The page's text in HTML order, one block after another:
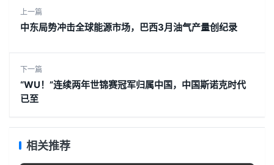
上一篇
中东局势冲击全球能源市场，巴西3月油气产量创纪录
下一篇
“WU！”连续两年世锦赛冠军归属中国，中国斯诺克时代
已至
相关推荐